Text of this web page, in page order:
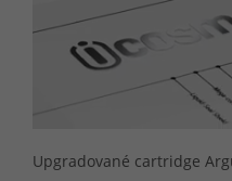
Upgradované cartridge